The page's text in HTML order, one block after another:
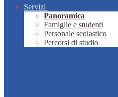
Servizi
Panoramica
Famiglie e studenti
Personale scolastico
Percorsi di studio